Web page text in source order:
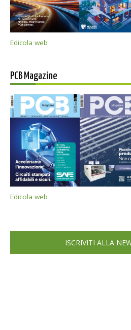
Edicola web
PCB Magazine
Edicola web
ISCRIVITI ALLA